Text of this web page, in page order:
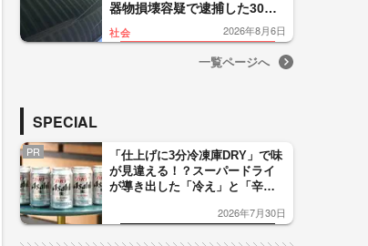
器物損壊容疑で逮捕した30代
男は釈放…関連は 山形・鶴
岡市
社会 2026年8月6日
一覧ページへ
SPECIAL
PR
「仕上げに3分冷凍庫DRY」で味
が見違える！？スーパードライ
が導き出した「冷え」と「辛
した「辛口カーブ」が飲み頃の
2026年7月30日